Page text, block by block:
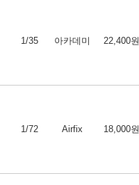
1/35 아카데미 22,400원
1/72 Airfix 18,000원